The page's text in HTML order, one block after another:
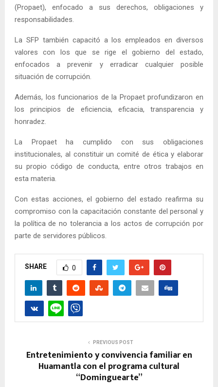
(Propaet), enfocado a sus derechos, obligaciones y
responsabilidades.
La SFP también capacitó a los empleados en diversos
valores con los que se rige el gobierno del estado,
enfocados a prevenir y erradicar cualquier posible
situación de corrupción.
Además, los funcionarios de la Propaet profundizaron en
los principios de eficiencia, eficacia, transparencia y
honradez.
La Propaet ha cumplido con sus obligaciones
institucionales, al constituir un comité de ética y elaborar
su propio código de conducta, entre otros trabajos en
esta materia.
Con estas acciones, el gobierno del estado reafirma su
compromiso con la capacitación constante del personal y
la política de no tolerancia a los actos de corrupción por
parte de servidores públicos.
SHARE 0
PREVIOUS POST
Entretenimiento y convivencia familiar en
Huamantla con el programa cultural
“Dominguearte”